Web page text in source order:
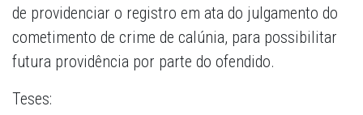
de providenciar o registro em ata do julgamento do
cometimento de crime de calúnia, para possibilitar
futura providência por parte do ofendido.
Teses: